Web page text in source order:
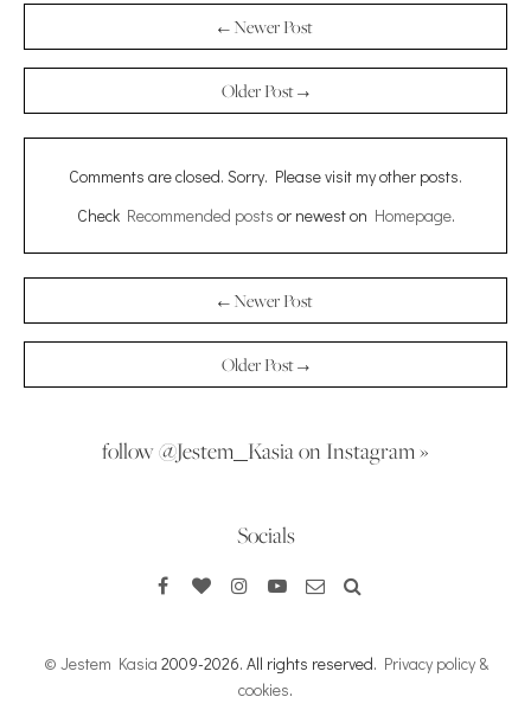
← Newer Post
Older Post →
Comments are closed. Sorry. Please visit my other posts.
Check Recommended posts or newest on Homepage.
← Newer Post
Older Post →
follow @Jestem_Kasia on Instagram »
Socials
© Jestem Kasia 2009-2026. All rights reserved. Privacy policy &
cookies.